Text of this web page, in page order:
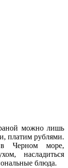
можно лишь
платим рублями.
в Черном море,
насладиться
блюда.